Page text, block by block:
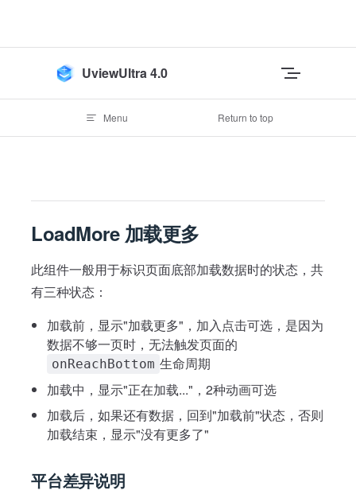
UviewUltra 4.0
Menu Return to top
LoadMore 加载更多
此组件一般用于标识页面底部加载数据时的状态，共
有三种状态：
加载前，显示"加载更多"，加入点击可选，是因为
数据不够一页时，无法触发页面的
onReachBottom 生命周期
加载中，显示"正在加载..."，2种动画可选
加载后，如果还有数据，回到"加载前"状态，否则
加载结束，显示"没有更多了"
平台差异说明